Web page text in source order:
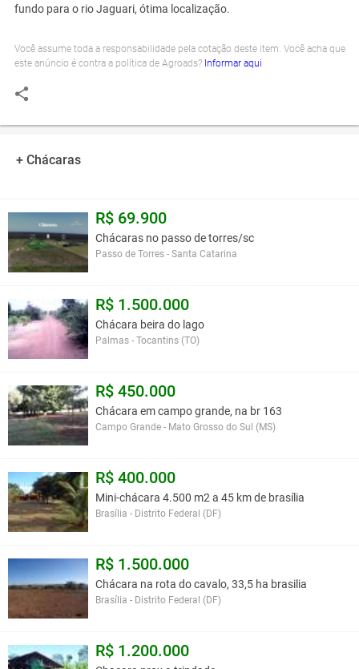
fundo para o rio Jaguari, ótima localização.
Você assume toda a responsabilidade pela cotação deste item. Você acha que
este anúncio é contra a política de Agroads? Informar aqui
+ Chácaras
R$ 69.900
Chácaras no passo de torres/sc
Passo de Torres - Santa Catarina
R$ 1.500.000
Chácara beira do lago
Palmas - Tocantins (TO)
R$ 450.000
Chácara em campo grande, na br 163
Campo Grande - Mato Grosso do Sul (MS)
R$ 400.000
Mini-chácara 4.500 m2 a 45 km de brasília
Brasília - Distrito Federal (DF)
R$ 1.500.000
Chácara na rota do cavalo, 33,5 ha brasilia
Brasília - Distrito Federal (DF)
R$ 1.200.000